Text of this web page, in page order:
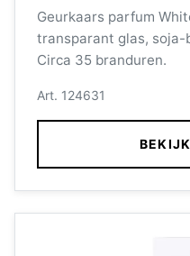
Geurkaars parfum
transparant glas, soja-
Circa 35 branduren.
Art. 124631